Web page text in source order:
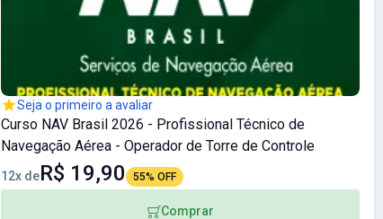
Seja o primeiro a avaliar
Curso NAV Brasil 2026 - Profissional Técnico de
Navegação Aérea - Operador de Torre de Controle
12x deR$ 19,90 55% OFF
Comprar